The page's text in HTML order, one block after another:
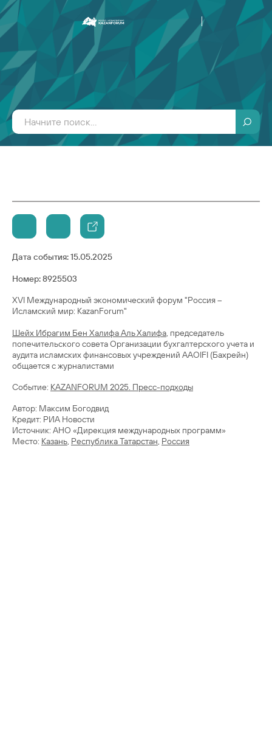
Дата события:15.05.2025
Номер: 8925503
XVI Международный экономический форум "Россия –
Исламский мир: КаzanForum"
Шейх Ибрагим Бен Халифа Аль Халифа, председатель
попечительского совета Организации бухгалтерского учета и
аудита исламских финансовых учреждений AAOIFI (Бахрейн)
общается с журналистами
Cобытие: KAZANFORUM 2025. Пресс-подходы
Автор: Максим Богодвид
Кредит: РИА Новости
Источник: АНО «Дирекция международных программ»
Место: Казань, Республика Татарстан, Россия